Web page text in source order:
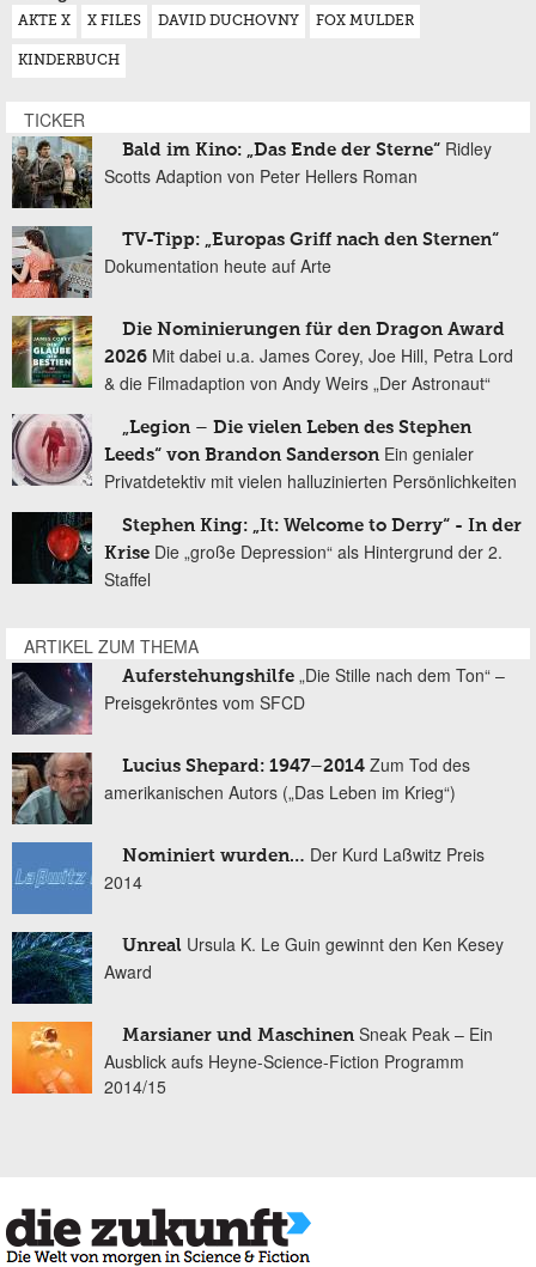
AKTE X X FILES DAVID DUCHOVNY FOX MULDER
KINDERBUCH
TICKER
Bald im Kino: „Das Ende der Sterne“ Ridley
Scotts Adaption von Peter Hellers Roman
TV-Tipp: „Europas Griff nach den Sternen“
Dokumentation heute auf Arte
Die Nominierungen für den Dragon Award
2026 Mit dabei u.a. James Corey, Joe Hill, Petra Lord
& die Filmadaption von Andy Weirs „Der Astronaut“
„Legion – Die vielen Leben des Stephen
Leeds“ von Brandon Sanderson Ein genialer
Privatdetektiv mit vielen halluzinierten Persönlichkeiten
Stephen King: „It: Welcome to Derry“ - In der
Krise Die „große Depression“ als Hintergrund der 2.
Staffel
ARTIKEL ZUM THEMA
Auferstehungshilfe „Die Stille nach dem Ton“ –
Preisgekröntes vom SFCD
Lucius Shepard: 1947–2014 Zum Tod des
amerikanischen Autors („Das Leben im Krieg“)
Nominiert wurden… Der Kurd Laßwitz Preis
2014
Unreal Ursula K. Le Guin gewinnt den Ken Kesey
Award
Marsianer und Maschinen Sneak Peak – Ein
Ausblick aufs Heyne-Science-Fiction Programm
2014/15